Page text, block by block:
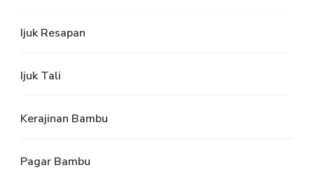
Ijuk Resapan
Ijuk Tali
Kerajinan Bambu
Pagar Bambu